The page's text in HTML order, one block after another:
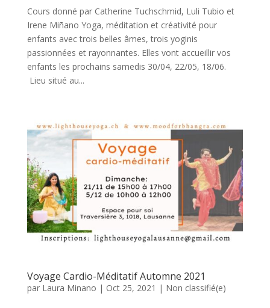
Cours donné par Catherine Tuchschmid, Luli Tubio et
Irene Miñano Yoga, méditation et créativité pour
enfants avec trois belles âmes, trois yoginis
passionnées et rayonnantes. Elles vont accueillir vos
enfants les prochains samedis 30/04, 22/05, 18/06.
Lieu situé au...
Voyage Cardio-Méditatif Automne 2021
par Laura Minano | Oct 25, 2021 | Non classifié(e)